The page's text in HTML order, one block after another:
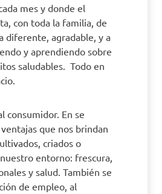
mes y donde el
con toda la familia, de
diferente, agradable, y a
y aprendiendo sobre
saludables. Todo en
consumidor. En se
que nos brindan
criados o
entorno: frescura,
y salud. También se
de empleo, al